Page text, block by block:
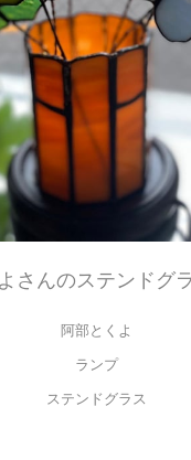
さんのステンドグ
阿部とくよ
ランプ
ステンドグラス